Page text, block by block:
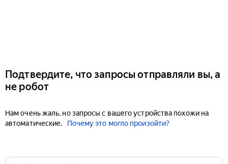
Подтвердите, что запросы отправляли вы, а
не робот
Нам очень жаль, но запросы с вашего устройства похожи на
автоматические.
Почему это могло произойти?